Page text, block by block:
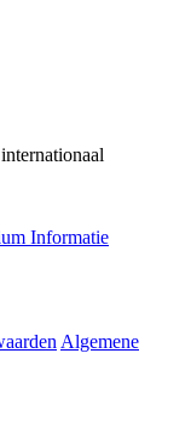
Informatie
Algemene